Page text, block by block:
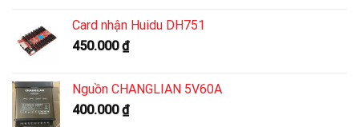
Card nhận Huidu DH751
450.000₫
Nguồn CHANGLIAN 5V60A
400.000₫